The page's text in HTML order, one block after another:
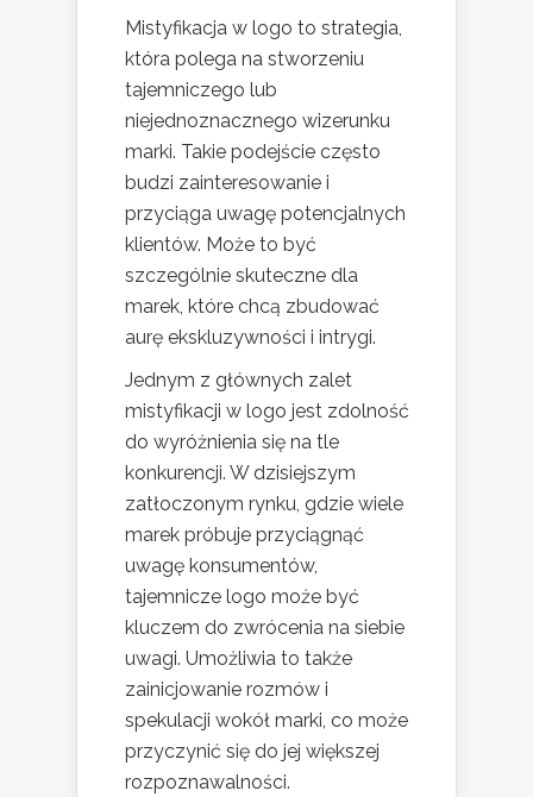
Mistyfikacja w logo to strategia,
która polega na stworzeniu
tajemniczego lub
niejednoznacznego wizerunku
marki. Takie podejście często
budzi zainteresowanie i
przyciąga uwagę potencjalnych
klientów. Może to być
szczególnie skuteczne dla
marek, które chcą zbudować
aurę ekskluzywności i intrygi.
Jednym z głównych zalet
mistyfikacji w logo jest zdolność
do wyróżnienia się na tle
konkurencji. W dzisiejszym
zatłoczonym rynku, gdzie wiele
marek próbuje przyciągnąć
uwagę konsumentów,
tajemnicze logo może być
kluczem do zwrócenia na siebie
uwagi. Umożliwia to także
zainicjowanie rozmów i
spekulacji wokół marki, co może
przyczynić się do jej większej
rozpoznawalności.